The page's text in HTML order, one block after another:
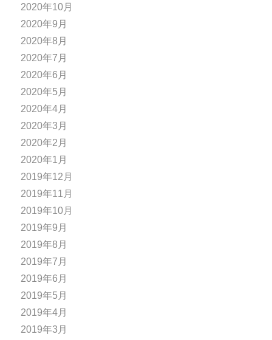
2020年10月
2020年9月
2020年8月
2020年7月
2020年6月
2020年5月
2020年4月
2020年3月
2020年2月
2020年1月
2019年12月
2019年11月
2019年10月
2019年9月
2019年8月
2019年7月
2019年6月
2019年5月
2019年4月
2019年3月